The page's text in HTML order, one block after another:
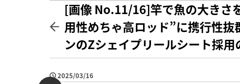
[画像 No.11/16]竿で魚の大き
用性めちゃ高ロッド”に携行性
ンのZシェイプリールシート採
2025/03/16